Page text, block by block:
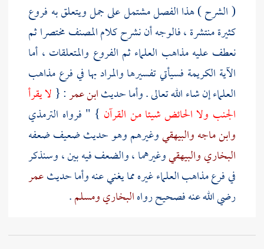
( الشرح ) هذا الفصل مشتمل على جمل ويتعلق به فروع
كثيرة منتشرة ، فالوجه أن نشرح كلامالمصنفمختصرا ثم
نعطف عليه مذاهب العلماء ثم الفروع والمتعلقات ، أما
الآية الكريمة فسيأتي تفسيرها والمراد بها في فرع مذاهب
العلماء إن شاء الله تعالى . وأما حديثابن عمر: { لا يقرأ
الجنب ولا الحائض شيئا من القرآن } " فرواه الترمذي
وابن ماجهوالبيهقيوغيرهم وهو حديث ضعيف ضعفه
البخاريوالبيهقيوغيرهما ، والضعف فيه بين ، وسنذكر
في فرع مذاهب العلماء غيره مما يغني عنه وأما حديثعمر
رضي الله عنه فصحيح رواهالبخاريومسلم.
وقوله : فلأن يحرم على الجنب هو بفتح اللام ، وقد سبق